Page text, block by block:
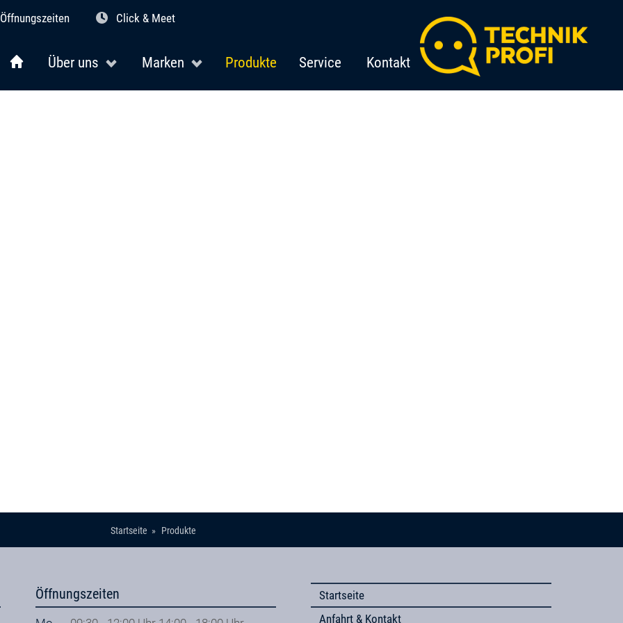
Öffnungszeiten Click & Meet
Über uns Marken Produkte Service Kontakt
Startseite Produkte
Öffnungszeiten
Startseite
Anfahrt & Kontakt